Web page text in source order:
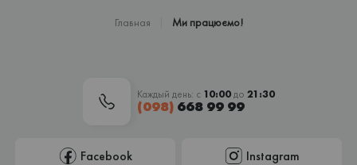
Главная Ми працюємо!
Каждый день: с 10:00до 21:30
(098)668 99 99
Facebook Instagram